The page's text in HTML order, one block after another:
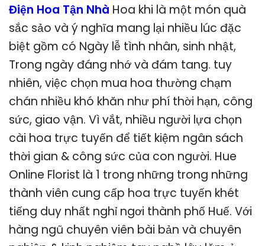
Điện Hoa Tận Nhà Hoa khi là một món quà
sắc sảo và ý nghĩa mang lại nhiều lúc đặc
biệt gồm có Ngày lễ tình nhân, sinh nhật,
Trong ngày đáng nhớ và đám tang. tuy
nhiên, việc chọn mua hoa thường chạm
chán nhiều khó khăn như phí thời hạn, công
sức, giao vận. Vì vắt, nhiều người lựa chọn
cài hoa trực tuyến để tiết kiệm ngân sách
thời gian & công sức của con người. Hue
Online Florist là 1 trong những trong những
thành viên cung cấp hoa trực tuyến khét
tiếng duy nhất nghỉ ngơi thành phố Huế. Với
hàng ngũ chuyên viên bài bản và chuyên